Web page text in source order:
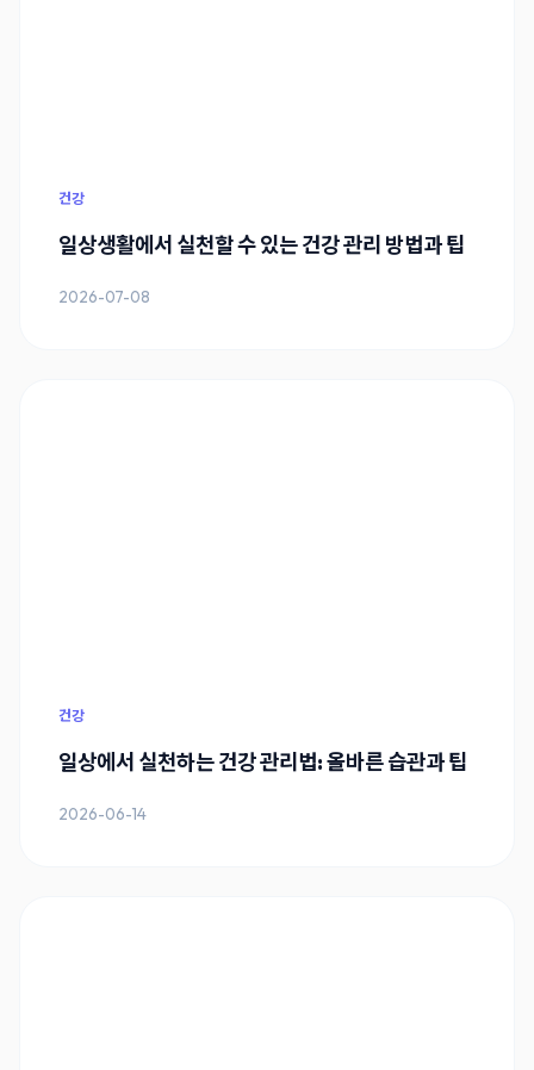
건강
일상생활에서 실천할 수 있는 건강 관리 방법과 팁
2026-07-08
건강
일상에서 실천하는 건강 관리법: 올바른 습관과 팁
2026-06-14